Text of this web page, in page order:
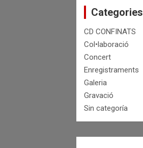
Categories
CD CONFINATS
Col•laboració
Concert
Enregistraments
Galeria
Gravació
Sin categoría